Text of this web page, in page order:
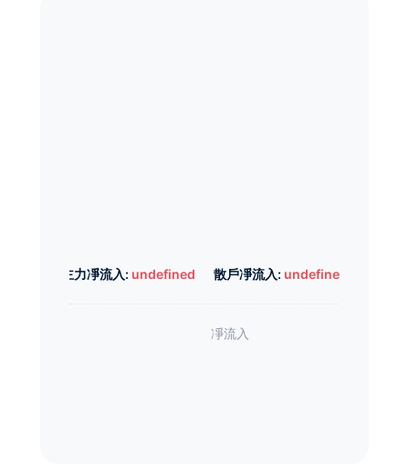
主力凈流入: undefined 散戶凈流入: undefined